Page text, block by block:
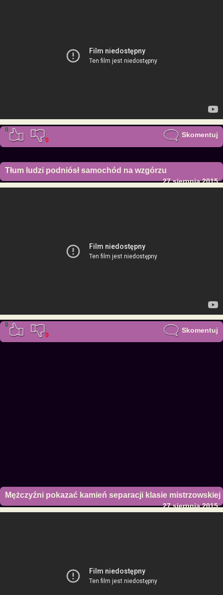
0
0
Skomentuj
Tłum ludzi podniósł samochód na wzgórzu
27 sierpnia 2015
0
0
Skomentuj
Mężczyźni pokazać kamień separacji klasie mistrzowskiej
27 sierpnia 2015